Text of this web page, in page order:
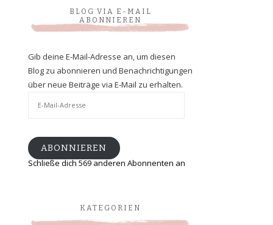
BLOG VIA E-MAIL
ABONNIEREN
Gib deine E-Mail-Adresse an, um diesen
Blog zu abonnieren und Benachrichtigungen
über neue Beiträge via E-Mail zu erhalten.
ABONNIEREN
Schließe dich 569 anderen Abonnenten an
KATEGORIEN